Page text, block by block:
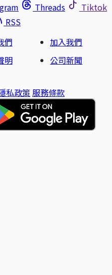
Threads
Tiktok
RSS
們
加入我們
明
公司新聞
私政策 服務條款